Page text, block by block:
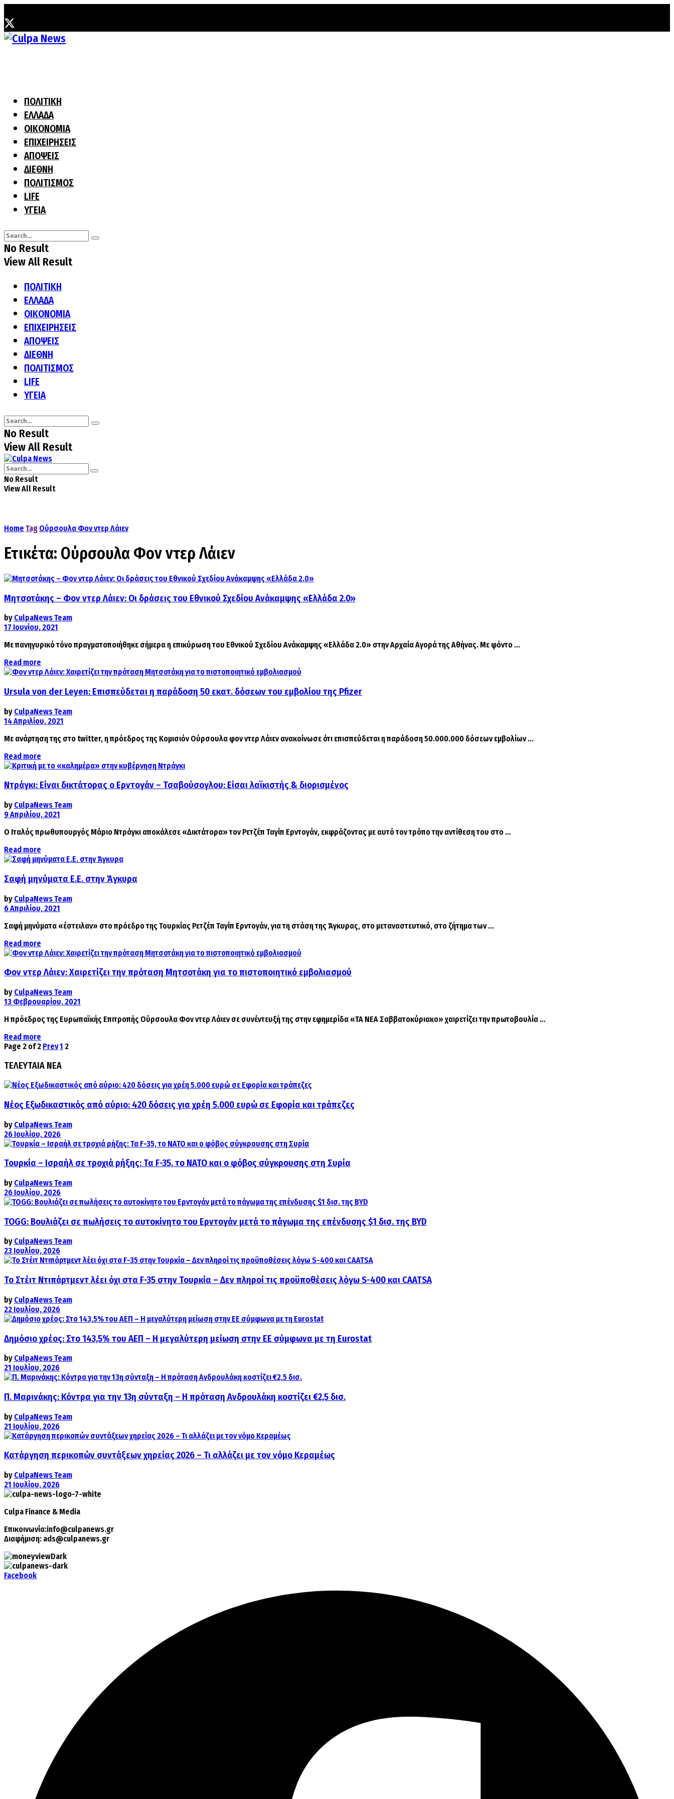
ΠΟΛΙΤΙΚΗ
ΕΛΛΑΔΑ
ΟΙΚΟΝΟΜΙΑ
ΕΠΙΧΕΙΡΗΣΕΙΣ
ΑΠΟΨΕΙΣ
ΔΙΕΘΝΗ
ΠΟΛΙΤΙΣΜΟΣ
LIFE
ΥΓΕΙΑ
No Result
View All Result
ΠΟΛΙΤΙΚΗ
ΕΛΛΑΔΑ
ΟΙΚΟΝΟΜΙΑ
ΕΠΙΧΕΙΡΗΣΕΙΣ
ΑΠΟΨΕΙΣ
ΔΙΕΘΝΗ
ΠΟΛΙΤΙΣΜΟΣ
LIFE
ΥΓΕΙΑ
No Result
View All Result
No Result
View All Result
Home Tag Ούρσουλα Φον ντερ Λάιεν
Ετικέτα: Ούρσουλα Φον ντερ Λάιεν
Μητσοτάκης – Φον ντερ Λάιεν: Οι δράσεις του Εθνικού Σχεδίου Ανάκαμψης «Ελλάδα 2.0»
by CulpaNews Team
17 Ιουνίου, 2021
Με πανηγυρικό τόνο πραγματοποιήθηκε σήμερα η επικύρωση του Εθνικού Σχεδίου Ανάκαμψης «Ελλάδα 2.0» στην Αρχαία Αγορά της Αθήνας. Με φόντο ...
Read more
Ursula von der Leyen: Επισπεύδεται η παράδοση 50 εκατ. δόσεων του εμβολίου της Pfizer
by CulpaNews Team
14 Απριλίου, 2021
Με ανάρτηση της στο twitter, η πρόεδρος της Κομισιόν Ούρσουλα φον ντερ Λάιεν ανακοίνωσε ότι επισπεύδεται η παράδοση 50.000.000 δόσεων εμβολίων ...
Read more
Ντράγκι: Είναι δικτάτορας ο Ερντογάν – Τσαβούσογλου: Είσαι λαϊκιστής & διορισμένος
by CulpaNews Team
9 Απριλίου, 2021
Ο Ιταλός πρωθυπουργός Μάριο Ντράγκι αποκάλεσε «Δικτάτορα» τον Ρετζέπ Ταγίπ Ερντογάν, εκφράζοντας με αυτό τον τρόπο την αντίθεση του στο ...
Read more
Σαφή μηνύματα Ε.Ε. στην Άγκυρα
by CulpaNews Team
6 Απριλίου, 2021
Σαφή μηνύματα «έστειλαν» στο πρόεδρο της Τουρκίας Ρετζέπ Ταγίπ Ερντογάν, για τη στάση της Άγκυρας, στο μεταναστευτικό, στο ζήτημα των ...
Read more
Φον ντερ Λάιεν: Χαιρετίζει την πρόταση Μητσοτάκη για το πιστοποιητικό εμβολιασμού
by CulpaNews Team
13 Φεβρουαρίου, 2021
Η πρόεδρος της Ευρωπαϊκής Επιτροπής Ούρσουλα Φον ντερ Λάιεν σε συνέντευξή της στην εφημερίδα «ΤΑ ΝΕΑ Σαββατοκύριακο» χαιρετίζει την πρωτοβουλία ...
Read more
Page 2 of 2 Prev1 2
ΤΕΛΕΥΤΑΙΑ ΝΕΑ
Νέος Εξωδικαστικός από αύριο: 420 δόσεις για χρέη 5.000 ευρώ σε Εφορία και τράπεζες
by CulpaNews Team
26 Ιουλίου, 2026
Τουρκία – Ισραήλ σε τροχιά ρήξης: Τα F-35, το ΝΑΤΟ και ο φόβος σύγκρουσης στη Συρία
by CulpaNews Team
26 Ιουλίου, 2026
TOGG: Βουλιάζει σε πωλήσεις το αυτοκίνητο του Ερντογάν μετά το πάγωμα της επένδυσης $1 δισ. της BYD
by CulpaNews Team
23 Ιουλίου, 2026
Το Στέιτ Ντιπάρτμεντ λέει όχι στα F-35 στην Τουρκία – Δεν πληροί τις προϋποθέσεις λόγω S-400 και CAATSA
by CulpaNews Team
22 Ιουλίου, 2026
Δημόσιο χρέος: Στο 143,5% του ΑΕΠ – Η μεγαλύτερη μείωση στην ΕΕ σύμφωνα με τη Eurostat
by CulpaNews Team
21 Ιουλίου, 2026
Π. Μαρινάκης: Κόντρα για την 13η σύνταξη – Η πρόταση Ανδρουλάκη κοστίζει €2,5 δισ.
by CulpaNews Team
21 Ιουλίου, 2026
Κατάργηση περικοπών συντάξεων χηρείας 2026 – Τι αλλάζει με τον νόμο Κεραμέως
by CulpaNews Team
21 Ιουλίου, 2026
Culpa Finance & Media
Επικοινωνία:info@culpanews.gr
Διαφήμιση: ads@culpanews.gr
Facebook